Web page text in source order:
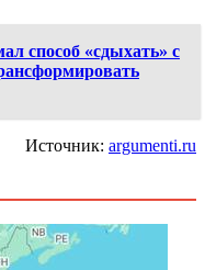
способ «сдыхать» с
Источник: argumenti.ru